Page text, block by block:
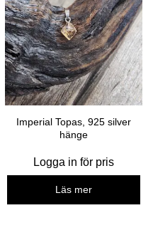
Imperial Topas, 925 silver
hänge
Logga in för pris
Läs mer